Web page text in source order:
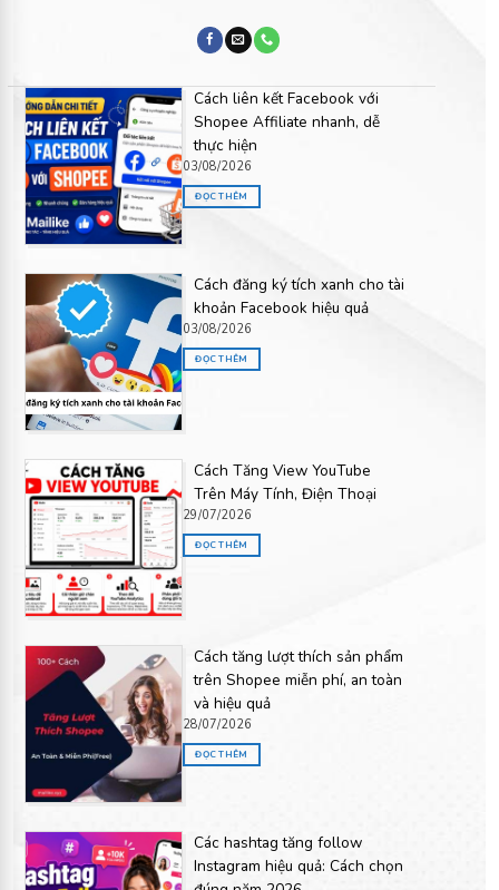
Cách liên kết Facebook với
Shopee Affiliate nhanh, dễ
thực hiện
03/08/2026
ĐỌC THÊM
Cách đăng ký tích xanh cho tài
khoản Facebook hiệu quả
03/08/2026
ĐỌC THÊM
Cách Tăng View YouTube
Trên Máy Tính, Điện Thoại
29/07/2026
ĐỌC THÊM
Cách tăng lượt thích sản phẩm
trên Shopee miễn phí, an toàn
và hiệu quả
28/07/2026
ĐỌC THÊM
Các hashtag tăng follow
Instagram hiệu quả: Cách chọn